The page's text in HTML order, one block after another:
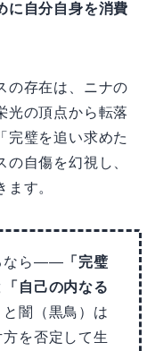
に自分自身を消費
の存在は、ニナの
光の頂点から転落
完璧を追い求めた
自傷を幻視し、
す。
なら―― 「完璧
自己の内なる
闇（黒鳥）は
を否定して生